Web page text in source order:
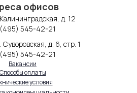
офисов
д. 12
545-42-21
д. 6, стр. 1
545-42-21
условия
Способы оплаты
Вакансии